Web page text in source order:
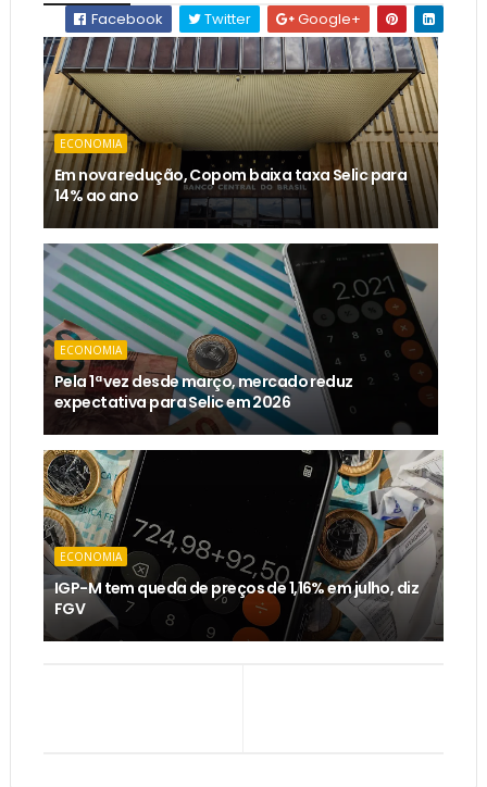
Facebook
Twitter Google+
ECONOMIA
Em nova redução, Copom baixa taxa Selic para
14% ao ano
ECONOMIA
Pela 1ª vez desde março, mercado reduz
expectativa para Selic em 2026
ECONOMIA
IGP-M tem queda de preços de 1,16% em julho, diz
FGV